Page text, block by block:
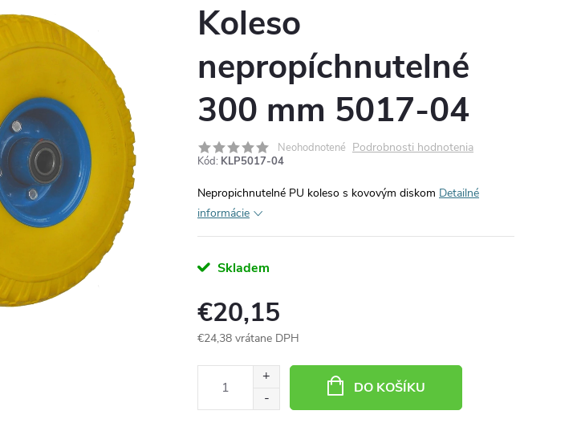
Koleso
nepropíchnutelné
300 mm 5017-04
Neohodnotené Podrobnosti hodnotenia
Kód: KLP5017-04
Nepropichnutelné PU koleso s kovovým diskom Detailné
informácie
Skladem
€20,15
€24,38 vrátane DPH
DO KOŠÍKU